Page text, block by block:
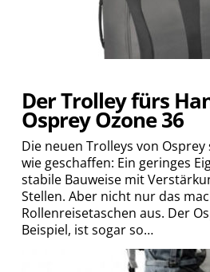
Der Trolley fürs
Osprey Ozone 36
Die neuen Trolleys von
wie geschaffen: Ein geringes
stabile Bauweise mit
Stellen. Aber nicht nur das
Rollenreisetaschen aus. Der
Beispiel, ist sogar so…